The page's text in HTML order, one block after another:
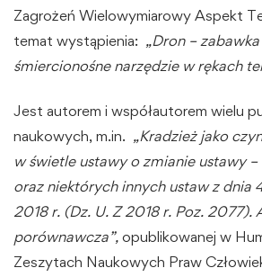
Zagrożeń Wielowymiarowy Aspekt
temat wystąpienia: „Dron –
śmiercionośne narzędzie w rękach
Jest autorem i współautorem wielu
naukowych, m.in. „Kradzież jako
w świetle ustawy o zmianie ustawy
oraz niektórych innych ustaw z dnia
2018 r. (Dz. U. Z 2018 r. Poz. 2077).
porównawcza”, opublikowanej w
Zeszytach Naukowych Praw